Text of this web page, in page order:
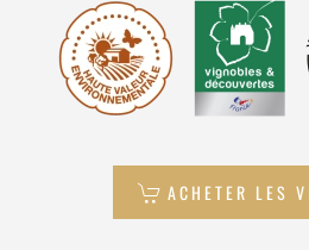
ACHETER LES